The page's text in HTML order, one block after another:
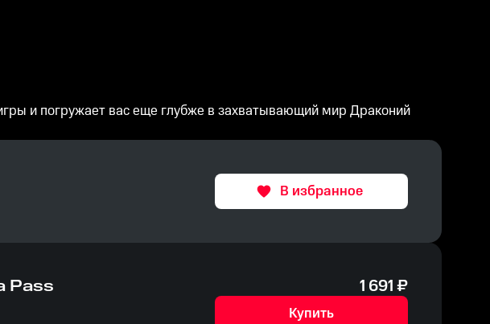
и погружает вас еще глубже в захватывающий мир Драконий
В избранное
Pass 1 691₽
Купить